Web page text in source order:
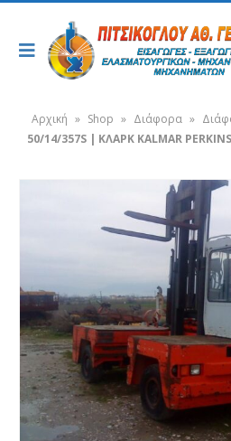
Αρχική » Shop » Διάφορα »
50/14/357S | ΚΛΑΡΚ KALMAR